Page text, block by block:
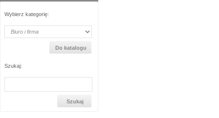
Wybierz kategorię:
Szukaj: